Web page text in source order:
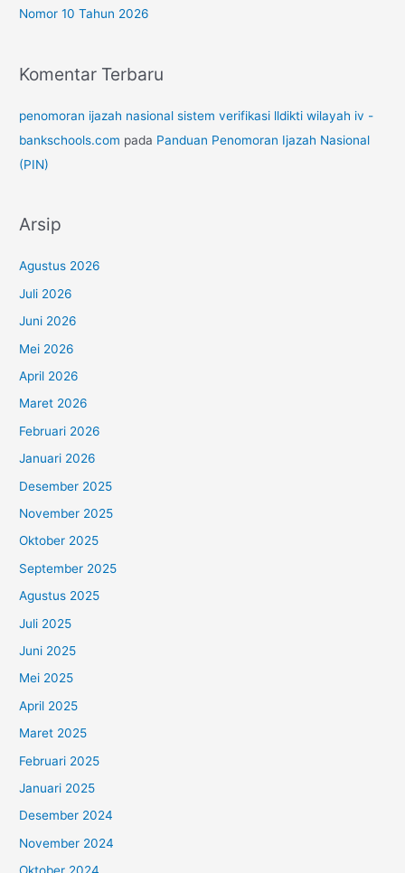
Nomor 10 Tahun 2026
Komentar Terbaru
penomoran ijazah nasional sistem verifikasi lldikti wilayah iv -
bankschools.com pada Panduan Penomoran Ijazah Nasional
(PIN)
Arsip
Agustus 2026
Juli 2026
Juni 2026
Mei 2026
April 2026
Maret 2026
Februari 2026
Januari 2026
Desember 2025
November 2025
Oktober 2025
September 2025
Agustus 2025
Juli 2025
Juni 2025
Mei 2025
April 2025
Maret 2025
Februari 2025
Januari 2025
Desember 2024
November 2024